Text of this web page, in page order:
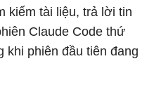
kiếm tài liệu, trả lời tin
Claude Code thứ
khi phiên đầu tiên đang